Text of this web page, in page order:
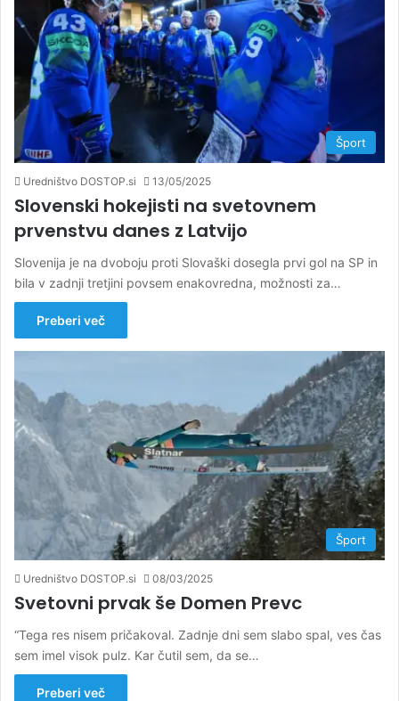
Šport
Uredništvo DOSTOP.si 13/05/2025
Slovenski hokejisti na svetovnem
prvenstvu danes z Latvijo
Slovenija je na dvoboju proti Slovaški dosegla prvi gol na SP in
bila v zadnji tretjini povsem enakovredna, možnosti za…
Preberi več
Šport
Uredništvo DOSTOP.si 08/03/2025
Svetovni prvak še Domen Prevc
“Tega res nisem pričakoval. Zadnje dni sem slabo spal, ves čas
sem imel visok pulz. Kar čutil sem, da se…
Preberi več